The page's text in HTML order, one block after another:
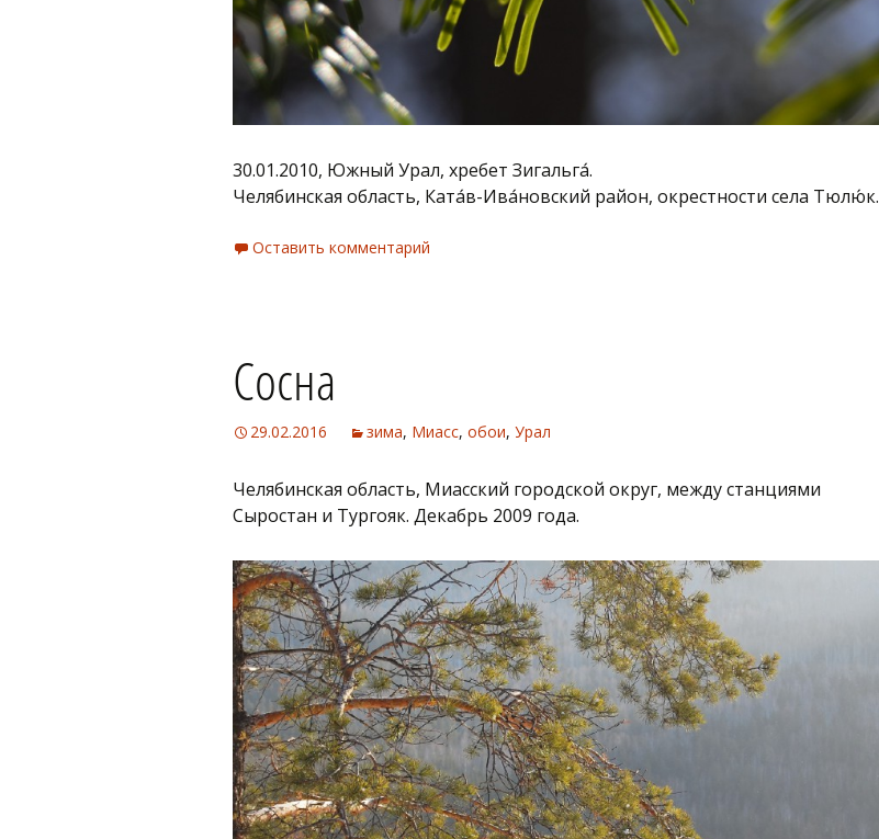
30.01.2010, Южный Урал, хребет Зигальга́.
Челябинская область, Ката́в-Ива́новский район, окрестности села Тюлю́к.
Оставить комментарий
Сосна
29.02.2016 зима, Миасс, обои, Урал
Челябинская область, Миасский городской округ, между станциями
Сыростан и Тургояк. Декабрь 2009 года.